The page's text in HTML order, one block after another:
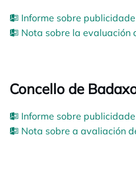
Informe sobre
Nota sobre la evaluación
Concello de
Informe sobre
Nota sobre a avaliación